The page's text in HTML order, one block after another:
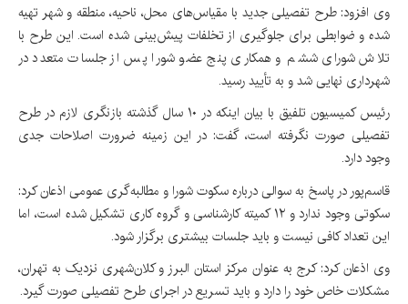
وی افزود: طرح تفصیلی جدید با مقیاس‌های محل، ناحیه، منطقه و شهر تهیه
شده و ضوابطی برای جلوگیری از تخلفات پیش‌بینی شده است. این طرح با
تلاش شورای ششم و همکاری پنج عضو شورا پس از جلسات متعدد در
شهرداری نهایی شد و به تأیید رسید.
رئیس کمیسیون تلفیق با بیان اینکه در ۱۰ سال گذشته بازنگری لازم در طرح
تفصیلی صورت نگرفته است، گفت: در این زمینه ضرورت اصلاحات جدی
وجود دارد.
قاسم‌پور در پاسخ به سوالی درباره سکوت شورا و مطالبه‌گری عمومی اذعان کرد:
سکوتی وجود ندارد و ۱۲ کمیته کارشناسی و گروه کاری تشکیل شده است، اما
این تعداد کافی نیست و باید جلسات بیشتری برگزار شود.
وی اذعان کرد: کرج به عنوان مرکز استان البرز و کلان‌شهری نزدیک به تهران،
مشکلات خاص خود را دارد و باید تسریع در اجرای طرح تفصیلی صورت گیرد.